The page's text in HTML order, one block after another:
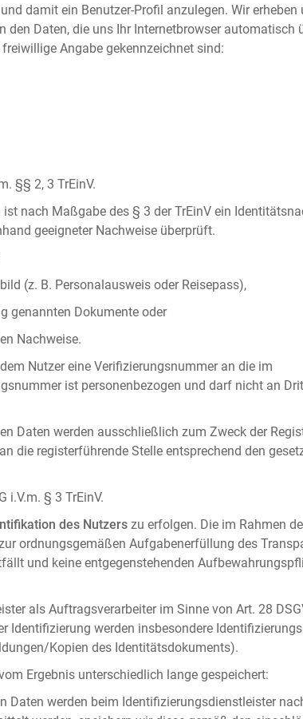
damit ein Benutzer-Profil anzulegen. Wir erheben
Daten, die uns Ihr Internetbrowser automatisch
Angabe gekennzeichnet sind:
§§ 2, 3 TrEinV.
nach Maßgabe des § 3 der TrEinV ein
geeigneter Nachweise überprüft.
(z. B. Personalausweis oder Reisepass),
genannten Dokumente oder
Nachweise.
Nutzer eine Verifizierungsnummer an die im
ist personenbezogen und darf nicht an
Daten werden ausschließlich zum Zweck der
die registerführende Stelle entsprechend den
i.V.m. § 3 TrEinV.
des Nutzers zu erfolgen. Die im Rahmen
ordnungsgemäßen Aufgabenerfüllung des
und keine entgegenstehenden
als Auftragsverarbeiter im Sinne von Art. 28
werden insbesondere
Kopien des Identitätsdokuments).
Ergebnis unterschiedlich lange gespeichert:
Daten werden beim Identifizierungsdienstleister